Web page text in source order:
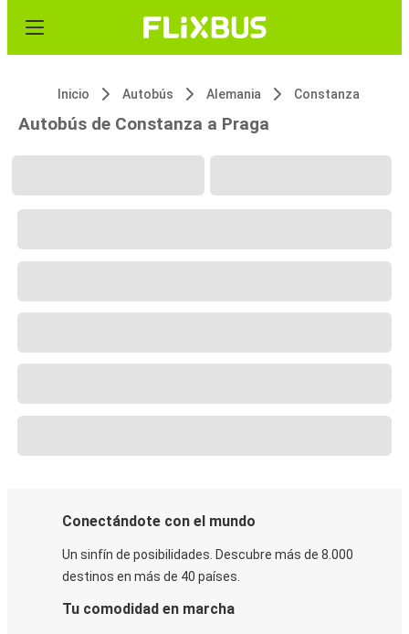
Inicio Autobús Alemania Constanza
Autobús de Constanza a Praga
Conectándote con el mundo
Un sinfín de posibilidades. Descubre más de 8.000
destinos en más de 40 países.
Tu comodidad en marcha